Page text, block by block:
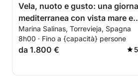
sfondo. L'atmosfera è rilassata
conviviale ma intima.
Perfetto per una serata fuori,
o semplicemente per fare
panorami indimenticabili in poche
Vela, nuoto e gusto: una
mediterranea con vista mare e
momenti sushi
Marina Salinas, Torrevieja, Spagna
8h00 · Fino a {capacità} persone
da 1.800 €